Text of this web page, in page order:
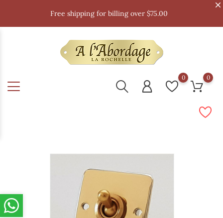
Free shipping for billing over $75.00
0 0